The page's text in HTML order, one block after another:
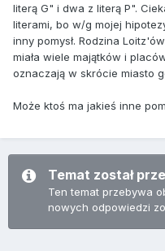
literą G" i dwa z literą P".
literami, bo w/g mojej
inny pomysł. Rodzina
miała wiele majątków i
oznaczają w skrócie miasto
Może ktoś ma jakieś inne
Temat został
Ten temat przebywa
nowych odpowiedzi